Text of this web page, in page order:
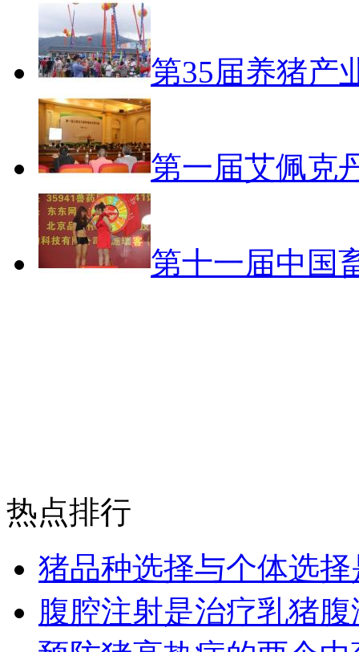
第35届养猪产
第一届艾佩克
第十一届中国
热点排行
猪品种选择与个体选
腹腔注射是治疗乳猪